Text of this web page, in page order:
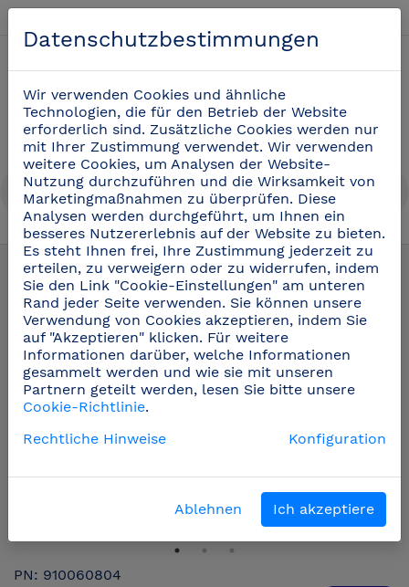
Regale aus Edelstahl (15)
PN: 910060804
Datenschutzbestimmungen
Wir verwenden Cookies und ähnliche
Technologien, die für den Betrieb der Website
erforderlich sind. Zusätzliche Cookies werden nur
mit Ihrer Zustimmung verwendet. Wir verwenden
weitere Cookies, um Analysen der Website-
Nutzung durchzuführen und die Wirksamkeit von
Marketingmaßnahmen zu überprüfen. Diese
Analysen werden durchgeführt, um Ihnen ein
besseres Nutzererlebnis auf der Website zu bieten.
Es steht Ihnen frei, Ihre Zustimmung jederzeit zu
erteilen, zu verweigern oder zu widerrufen, indem
Sie den Link "Cookie-Einstellungen" am unteren
Rand jeder Seite verwenden. Sie können unsere
Verwendung von Cookies akzeptieren, indem Sie
auf "Akzeptieren" klicken. Für weitere
Informationen darüber, welche Informationen
gesammelt werden und wie sie mit unseren
Partnern geteilt werden, lesen Sie bitte unsere
Cookie-Richtlinie.
Rechtliche Hinweise
Konfiguration
Ablehnen Ich akzeptiere